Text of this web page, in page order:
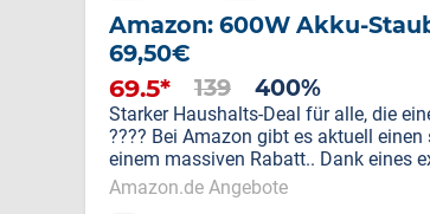
Amazon: 600W Akku-
69,50€
69.5* 139 400%
Starker Haushalts-Deal für alle, die
???? Bei Amazon gibt es aktuell
einem massiven Rabatt.. Dank eines
Amazon.de Angebote